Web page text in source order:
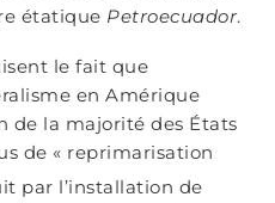
étatique Petroecuador.
le fait que
en Amérique
de la majorité des États
de « reprimarisation
par l’installation de